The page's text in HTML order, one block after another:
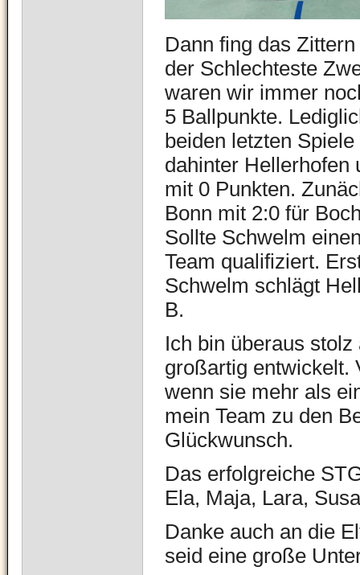
Dann fing das
der Schlechteste
waren wir immer
5 Ballpunkte.
beiden letzten
dahinter Hellerhofen
mit 0 Punkten.
Bonn mit 2:0 für
Sollte Schwelm
Team qualifiziert.
Schwelm schlägt
B.
Ich bin überaus
großartig entwickelt.
wenn sie mehr als
mein Team zu den
Glückwunsch.
Das erfolgreiche
Ela, Maja, Lara,
Danke auch an die
seid eine große